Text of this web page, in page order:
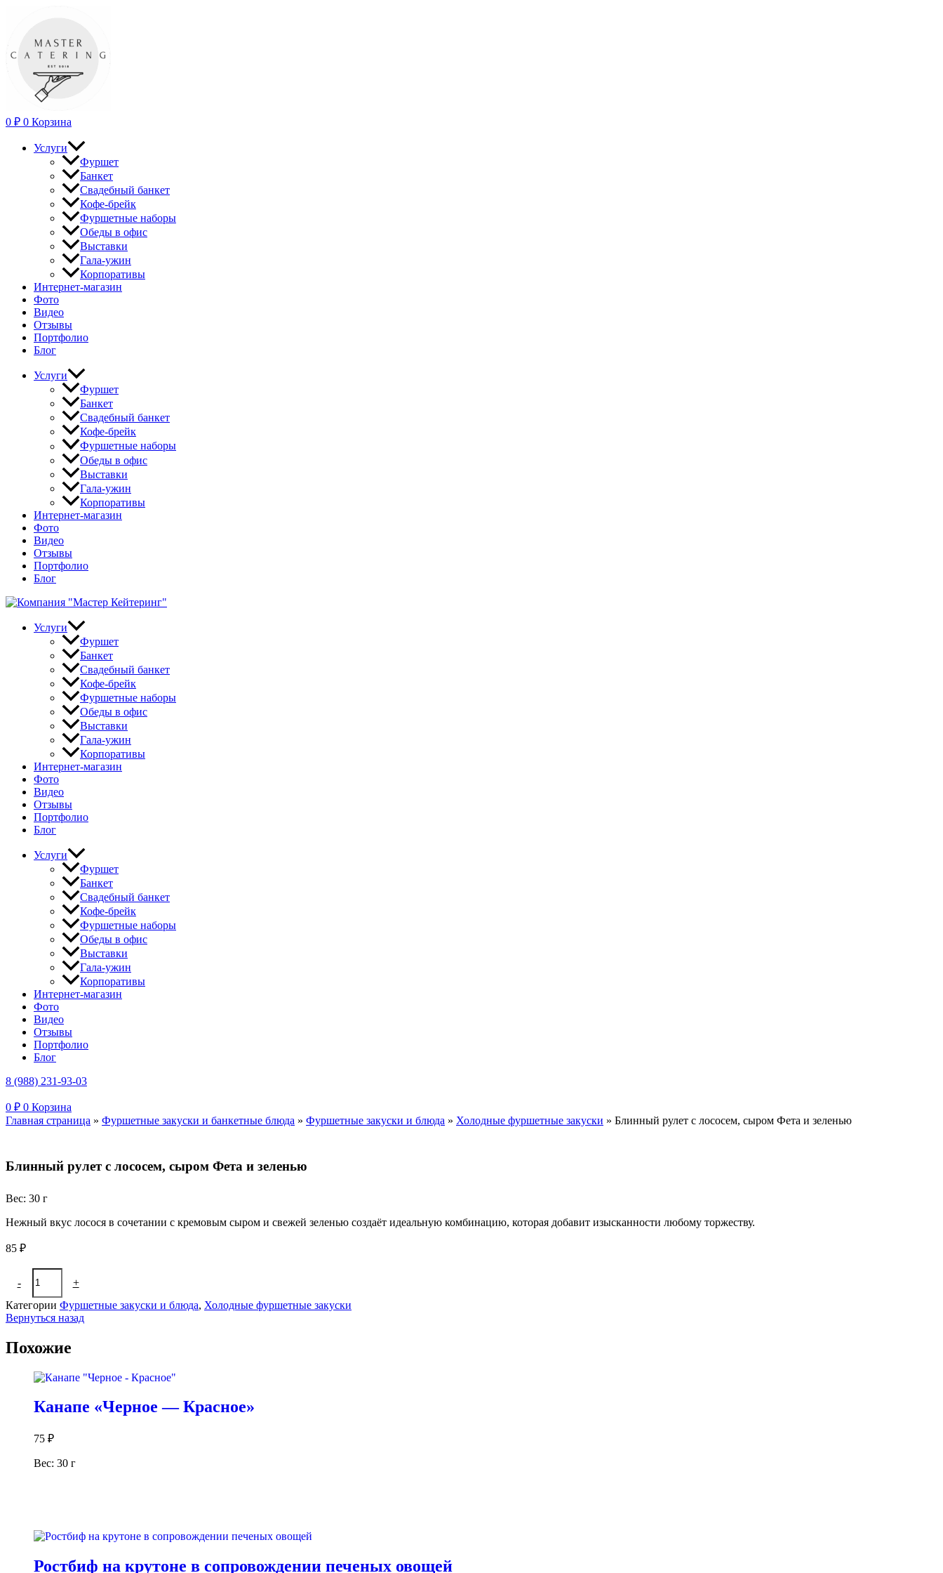
содержимому
0 ₽ 0 Корзина
Услуги
Фуршет
Банкет
Свадебный банкет
Кофе-брейк
Фуршетные наборы
Обеды в офис
Выставки
Гала-ужин
Корпоративы
Интернет-магазин
Фото
Видео
Отзывы
Портфолио
Блог
Услуги
Фуршет
Банкет
Свадебный банкет
Кофе-брейк
Фуршетные наборы
Обеды в офис
Выставки
Гала-ужин
Корпоративы
Интернет-магазин
Фото
Видео
Отзывы
Портфолио
Блог
Услуги
Фуршет
Банкет
Свадебный банкет
Кофе-брейк
Фуршетные наборы
Обеды в офис
Выставки
Гала-ужин
Корпоративы
Интернет-магазин
Фото
Видео
Отзывы
Портфолио
Блог
Услуги
Фуршет
Банкет
Свадебный банкет
Кофе-брейк
Фуршетные наборы
Обеды в офис
Выставки
Гала-ужин
Корпоративы
Интернет-магазин
Фото
Видео
Отзывы
Портфолио
Блог
8 (988) 231-93-03
0 ₽ 0 Корзина
Главная страница » Фуршетные закуски и банкетные блюда » Фуршетные закуски и блюда » Холодные фуршетные закуски » Блинный рулет с лососем, сыром Фета и зеленью
Блинный рулет с лососем, сыром Фета и зеленью
Вес: 30 г
Нежный вкус лосося в сочетании с кремовым сыром и свежей зеленью создаёт идеальную комбинацию, которая добавит изысканности любому торжеству.
85 ₽
-
Количество
товара
Блинный
рулет
с
сыром
+
Категории Фуршетные закуски и блюда, Холодные фуршетные закуски
Вернуться назад
Похожие
Канапе «Черное — Красное»
75 ₽
Вес: 30 г
Ростбиф на крутоне в сопровождении печеных овощей